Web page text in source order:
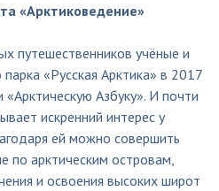
«Арктиковедение»
путешественников учёные и
«Русская Арктика» в 2017
Азбуку». И почти
искренний интерес у
ей можно совершить
по арктическим островам,
и освоения высоких широт